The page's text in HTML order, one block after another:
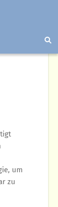
um
zu